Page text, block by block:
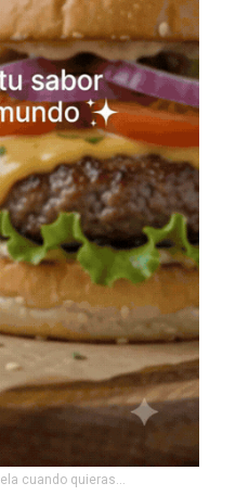
cuando quieras...